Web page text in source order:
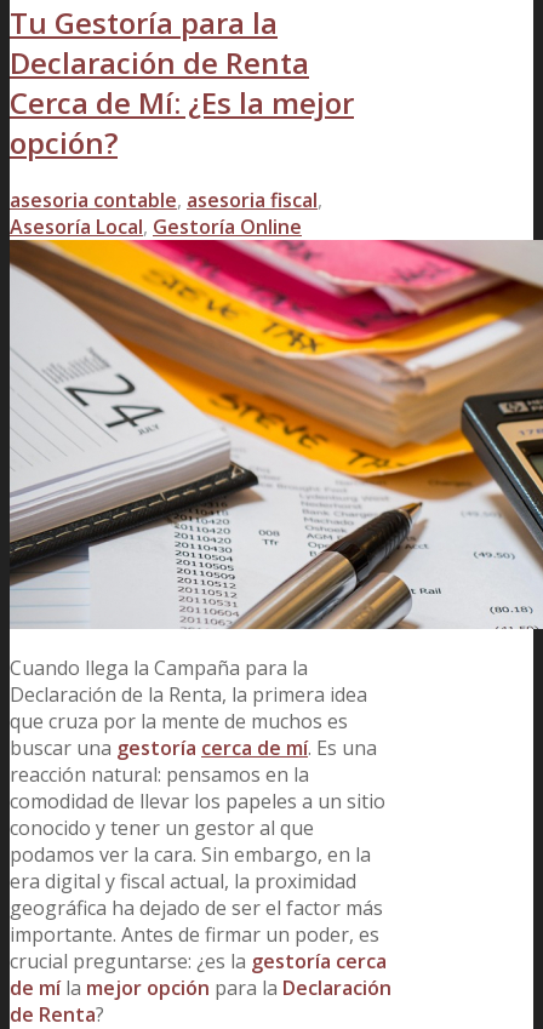
Tu Gestoría para la
Declaración de Renta
Cerca de Mí: ¿Es la mejor
opción?
asesoria contable, asesoria fiscal,
Asesoría Local, Gestoría Online
Cuando llega la Campaña para la
Declaración de la Renta, la primera idea
que cruza por la mente de muchos es
buscar una gestoría cerca de mí. Es una
reacción natural: pensamos en la
comodidad de llevar los papeles a un sitio
conocido y tener un gestor al que
podamos ver la cara. Sin embargo, en la
era digital y fiscal actual, la proximidad
geográfica ha dejado de ser el factor más
importante. Antes de firmar un poder, es
crucial preguntarse: ¿es la gestoría cerca
de míla mejor opción para la Declaración
de Renta?